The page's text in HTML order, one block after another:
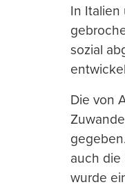
In Italien
sozial
Die von
auch die
wurde